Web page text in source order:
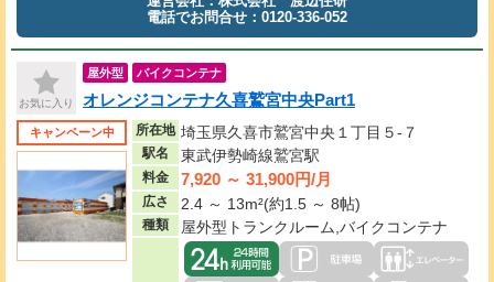
電話でお問合せ：0120-336-052
お気に入り
屋外型 バイクコンテナ
オレンジコンテナ久喜鷲宮中央Part1
キャンペーン中 所在地 埼玉県久喜市鷲宮中央１丁目５-７
駅名 東武伊勢崎線鷲宮駅
料金 7,920 ～ 31,900円/月
広さ 2.4 ～ 13m²(約1.5 ～ 8帖)
種類 屋外型トランクルーム,バイクコンテナ